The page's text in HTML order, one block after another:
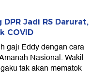
DPR Jadi RS Darurat,
COVID
gaji Eddy dengan cara
Nasional. Wakil
tak akan mematok